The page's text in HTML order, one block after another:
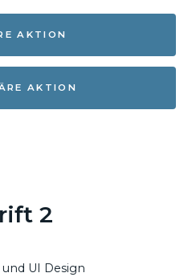
AKTION
AKTION
2
UI Design